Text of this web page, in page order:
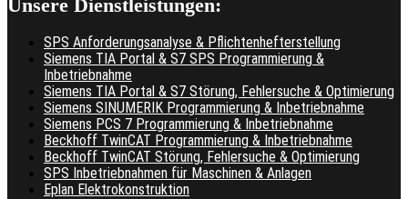
Unsere Dienstleistungen:
SPS Anforderungsanalyse & Pflichtenhefterstellung
Siemens TIA Portal & S7 SPS Programmierung &
Inbetriebnahme
Siemens TIA Portal & S7 Störung, Fehlersuche & Optimierung
Siemens SINUMERIK Programmierung & Inbetriebnahme
Siemens PCS 7 Programmierung & Inbetriebnahme
Beckhoff TwinCAT Programmierung & Inbetriebnahme
Beckhoff TwinCAT Störung, Fehlersuche & Optimierung
SPS Inbetriebnahmen für Maschinen & Anlagen
Eplan Elektrokonstruktion